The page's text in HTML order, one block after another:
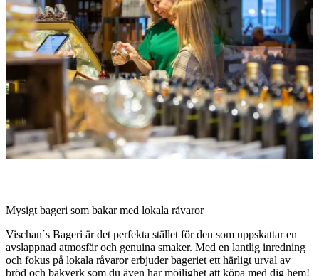
Beskrivning
Mysigt bageri som bakar med lokala råvaror
Vischan´s Bageri är det perfekta stället för den som uppskattar en
avslappnad atmosfär och genuina smaker. Med en lantlig inredning
och fokus på lokala råvaror erbjuder bageriet ett härligt urval av
bröd och bakverk som du även har möjlighet att köpa med dig hem!